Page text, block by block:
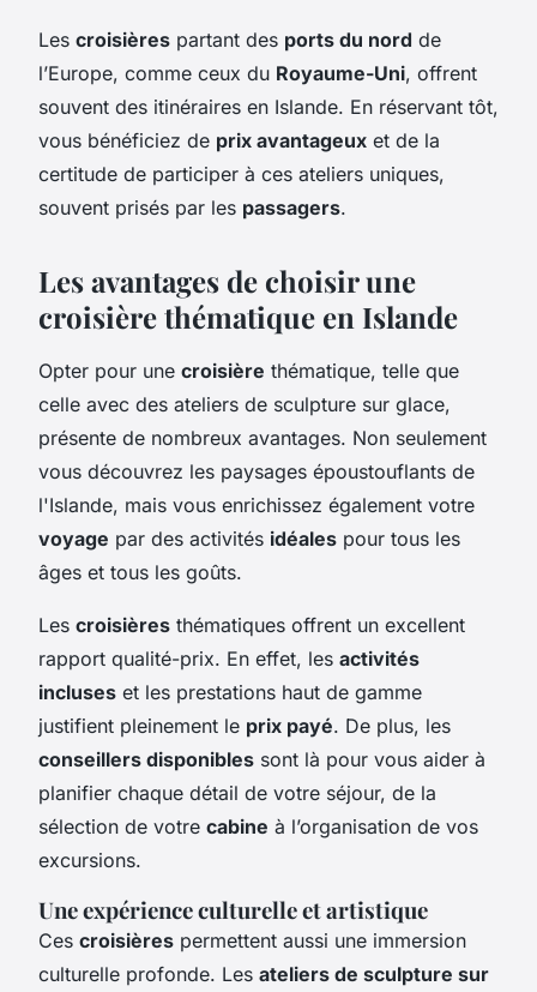
Les croisières partant des ports du nord de
l’Europe, comme ceux du Royaume-Uni, offrent
souvent des itinéraires en Islande. En réservant tôt,
vous bénéficiez de prix avantageux et de la
certitude de participer à ces ateliers uniques,
souvent prisés par les passagers.
Les avantages de choisir une
croisière thématique en Islande
Opter pour une croisière thématique, telle que
celle avec des ateliers de sculpture sur glace,
présente de nombreux avantages. Non seulement
vous découvrez les paysages époustouflants de
l'Islande, mais vous enrichissez également votre
voyage par des activités idéales pour tous les
âges et tous les goûts.
Les croisières thématiques offrent un excellent
rapport qualité-prix. En effet, les activités
incluses et les prestations haut de gamme
justifient pleinement le prix payé. De plus, les
conseillers disponibles sont là pour vous aider à
planifier chaque détail de votre séjour, de la
sélection de votre cabine à l’organisation de vos
excursions.
Une expérience culturelle et artistique
Ces croisières permettent aussi une immersion
culturelle profonde. Les ateliers de sculpture sur